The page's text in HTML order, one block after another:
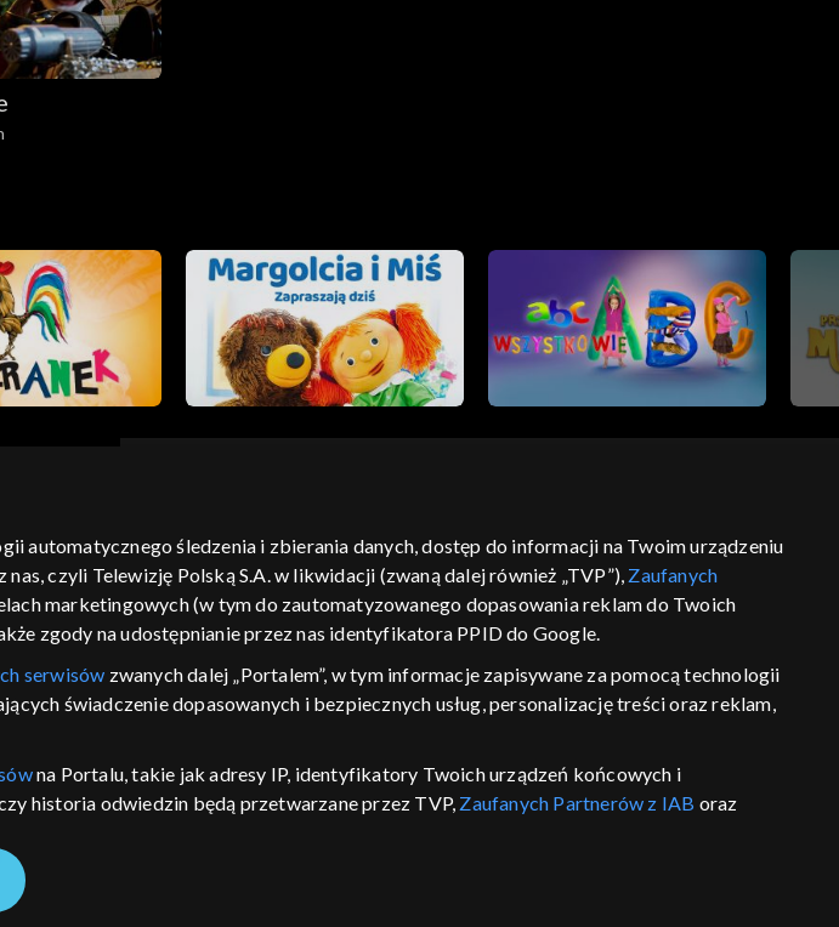
voucher dostępność informacje o dostawcy usług
automatycznego śledzenia i zbierania danych, dostęp do informacji na Twoim urządzeniu
czyli Telewizję Polską S.A. w likwidacji (zwaną dalej również „TVP”), Zaufanych
marketingowych (w tym do zautomatyzowanego dopasowania reklam do Twoich
zgody na udostępnianie przez nas identyfikatora PPID do Google.
serwisów zwanych dalej „Portalem”, w tym informacje zapisywane za pomocą technologii
świadczenie dopasowanych i bezpiecznych usług, personalizację treści oraz reklam,
na Portalu, takie jak adresy IP, identyfikatory Twoich urządzeń końcowych i
historia odwiedzin będą przetwarzane przez TVP, Zaufanych Partnerów z IAB oraz
profilu spersonalizowanych treści, wyboru spersonalizowanych treści, pomiaru
opinii odbiorców, opracowywania i ulepszania produktów, zapewnienia
lub treści, dopasowywania i połączenia źródeł danych offline, łączenia różnych